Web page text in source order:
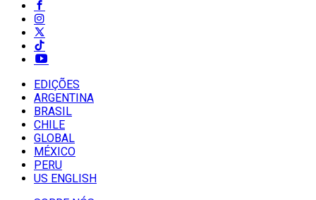
EDIÇÕES
ARGENTINA
BRASIL
CHILE
GLOBAL
MÉXICO
PERU
US ENGLISH